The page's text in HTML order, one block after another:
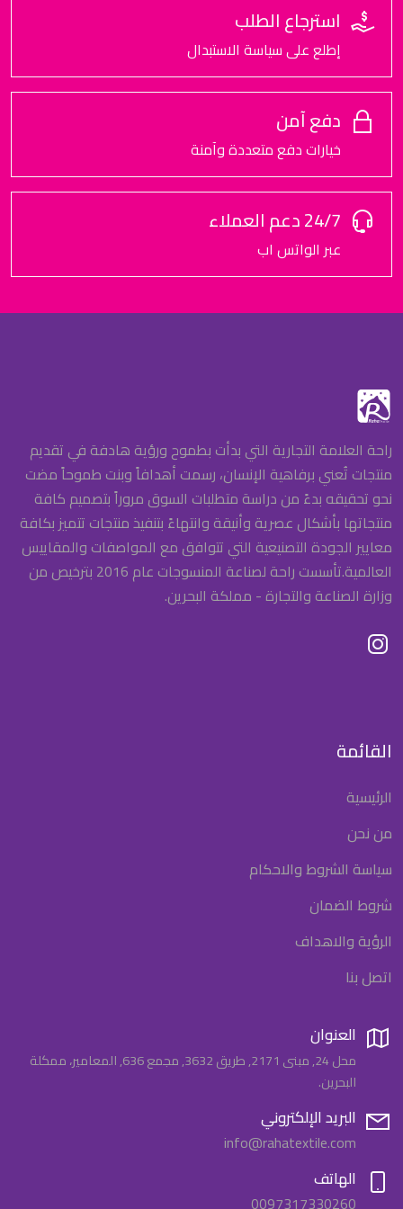
استرجاع الطلب
إطلع على سياسة الاستبدال
دفع آمن
خيارات دفع متعددة وآمنة
24/7 دعم العملاء
عبر الواتس اب
راحة العلامة التجارية التي بدأت بطموح ورؤية هادفة في تقديم
منتجات تُعني برفاهية الإنسان، رسمت أهدافاً وبنت طموحاً مضت
نحو تحقيقه بدءً من دراسة متطلبات السوق مروراً بتصميم كافة
منتجاتها بأشكال عصرية وأنيقة وانتهاءً بتنفيذ منتجات تتميز بكافة
معايير الجودة التصنيعية التي تتوافق مع المواصفات والمقاييس
العالمية.تأسست راحة لصناعة المنسوجات عام 2016 بترخيص من
وزارة الصناعة والتجارة - مملكة البحرين.
القائمة
الرئيسية
من نحن
سياسة الشروط والاحكام
شروط الضمان
الرؤية والاهداف
اتصل بنا
العنوان
محل 24, مبنى 2171, طريق 3632, مجمع 636, المعامير، ممكلة
البحرين.
البريد الإلكتروني
info@rahatextile.com
الهاتف